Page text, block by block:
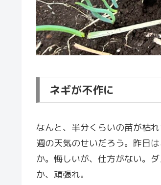
ネギが不作に
なんと、半分くらいの苗が枯
週の天気のせいだろう。昨日
か。悔しいが、仕方がない。
か、頑張れ。